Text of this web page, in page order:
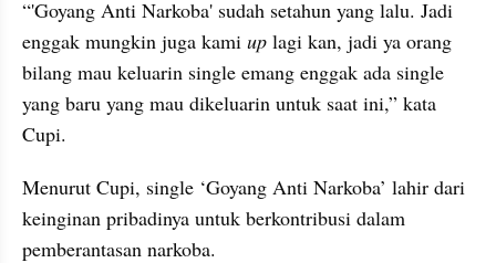
“'Goyang Anti Narkoba' sudah setahun yang lalu. Jadi
enggak mungkin juga kami up lagi kan, jadi ya orang
bilang mau keluarin single emang enggak ada single
yang baru yang mau dikeluarin untuk saat ini,” kata
Cupi.
Menurut Cupi, single ‘Goyang Anti Narkoba’ lahir dari
keinginan pribadinya untuk berkontribusi dalam
pemberantasan narkoba.